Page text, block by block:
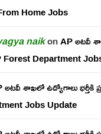
Home Jobs
naikonAP అటవీ
Forest Department
అటవీ శాఖలో ఉద్యోగాలు భర్తీకి
Jobs Update